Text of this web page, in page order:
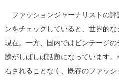
ファッションジャーナリストの評
ンをチェックしていると、世界的
現在。一方、国内ではビンテージ
騰がしばしば話題になっています
右されることなく、既存のファッ